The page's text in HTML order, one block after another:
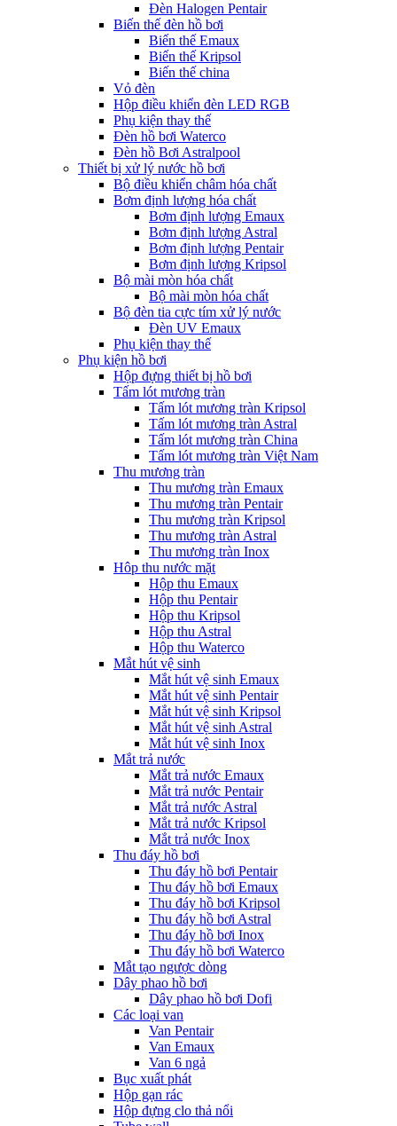
Đèn Halogen Pentair
Biến thế đèn hồ bơi
Biến thế Emaux
Biến thế Kripsol
Biến thế china
Vỏ đèn
Hộp điều khiển đèn LED RGB
Phụ kiện thay thế
Đèn hồ bơi Waterco
Đèn hồ Bơi Astralpool
Thiết bị xử lý nước hồ bơi
Bộ điều khiển châm hóa chất
Bơm định lượng hóa chất
Bơm định lượng Emaux
Bơm định lượng Astral
Bơm định lượng Pentair
Bơm định lượng Kripsol
Bộ mài mòn hóa chất
Bộ mài mòn hóa chất
Bộ đèn tia cực tím xử lý nước
Đèn UV Emaux
Phụ kiện thay thế
Phụ kiện hồ bơi
Hộp đựng thiết bị hồ bơi
Tấm lót mương tràn
Tấm lót mương tràn Kripsol
Tấm lót mương tràn Astral
Tấm lót mương tràn China
Tấm lót mương tràn Việt Nam
Thu mương tràn
Thu mương tràn Emaux
Thu mương tràn Pentair
Thu mương tràn Kripsol
Thu mương tràn Astral
Thu mương tràn Inox
Hôp thu nước mặt
Hộp thu Emaux
Hộp thu Pentair
Hộp thu Kripsol
Hộp thu Astral
Hộp thu Waterco
Mắt hút vệ sinh
Mắt hút vệ sinh Emaux
Mắt hút vệ sinh Pentair
Mắt hút vệ sinh Kripsol
Mắt hút vệ sinh Astral
Mắt hút vệ sinh Inox
Mắt trả nước
Mắt trả nước Emaux
Mắt trả nước Pentair
Mắt trả nước Astral
Mắt trả nước Kripsol
Mắt trả nước Inox
Thu đáy hồ bơi
Thu đáy hồ bơi Pentair
Thu đáy hồ bơi Emaux
Thu đáy hồ bơi Kripsol
Thu đáy hồ bơi Astral
Thu đáy hồ bơi Inox
Thu đáy hồ bơi Waterco
Mắt tạo ngược dòng
Dây phao hồ bơi
Dây phao hồ bơi Dofi
Các loại van
Van Pentair
Van Emaux
Van 6 ngả
Bục xuất phát
Hộp gạn rác
Hộp đựng clo thả nổi